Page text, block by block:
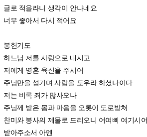
글로 적을라니 생각이 안나네요
너무 좋아서 다시 적어요
봉헌기도
하느님 저를 사랑으로 내시고
저에게 영혼 육신을 주시어
주님만을 섬기며 사람을 도우라 하셨나이다
저는 비록 죄가 많사오나
주님께 받은 몸과 마음을 오롯이 도로받쳐
찬미와 봉사의 제물로 드리오니 어여삐 여기시어
받아주소서 아멘